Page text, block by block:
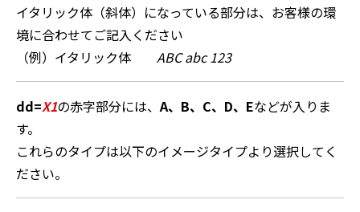
イタリック体（斜体）になっている部分は、お客様の環
境に合わせてご記入ください
（例）イタリック体 ABC abc 123
dd=X1の赤字部分には、A、B、C、D、Eなどが入りま
す。
これらのタイプは以下のイメージタイプより選択してく
ださい。